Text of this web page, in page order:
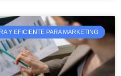
Y EFICIENTE PARA MARKETING